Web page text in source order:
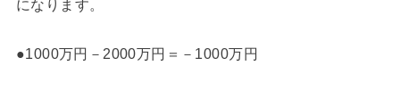
になります。
●1000万円－2000万円＝－1000万円